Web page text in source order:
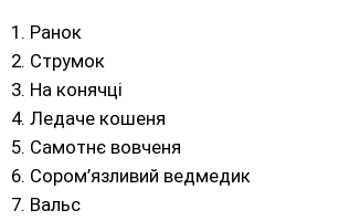
Ранок
Струмок
На конячці
Ледаче кошеня
Самотнє вовченя
Сором’язливий ведмедик
Вальс